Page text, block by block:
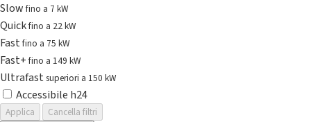
Slowfino a 7 kW
Quickfino a 22 kW
Fastfino a 75 kW
Fast+fino a 149 kW
Ultrafast superiori a 150 kW
Accessibile h24
Applica
Cancella filtri